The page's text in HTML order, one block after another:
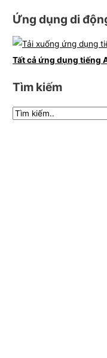
Ứng dụng di
Tất cả ứng dụng tiếng
Tìm kiếm